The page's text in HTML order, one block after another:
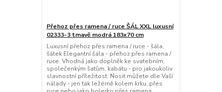
Přehoz přes ramena / ruce ŠÁL XXL luxusní
02333-3 tmavě modrá 183x70 cm
Luxusní přehoz přes ramena / ruce - šála,
šátek Elegantní šála - přehoz přes ramena /
ruce. Vhodná jako doplněk ke svatebním,
společenkým šatům, kabátu - pro jakoukoliv
slavnostní příležitost. Nosit můžete dle Vaší
nálady - jen tak ležérně kolem krku, přes